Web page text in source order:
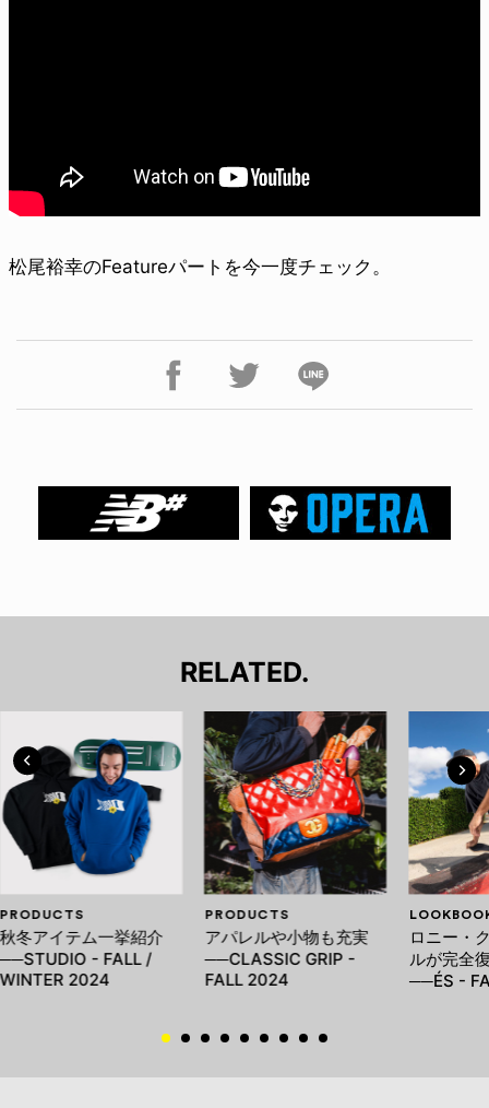
松尾裕幸のFeatureパートを今一度チェック。
RELATED.
PRODUCTS
秋冬アイテム一挙紹介
──STUDIO - FALL /
WINTER 2024
PRODUCTS
アパレルや小物も充実
──CLASSIC GRIP -
FALL 2024
ロニー・
ルが完全
──ÉS -